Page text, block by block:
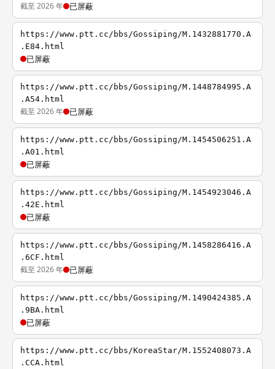
截至 2026 年 已屏蔽
https://www.ptt.cc/bbs/Gossiping/M.1432881770.A
.E84.html
已屏蔽
https://www.ptt.cc/bbs/Gossiping/M.1448784995.A
.A54.html
截至 2026 年 已屏蔽
https://www.ptt.cc/bbs/Gossiping/M.1454506251.A
.A01.html
已屏蔽
https://www.ptt.cc/bbs/Gossiping/M.1454923046.A
.42E.html
已屏蔽
https://www.ptt.cc/bbs/Gossiping/M.1458286416.A
.6CF.html
截至 2026 年 已屏蔽
https://www.ptt.cc/bbs/Gossiping/M.1490424385.A
.9BA.html
已屏蔽
https://www.ptt.cc/bbs/KoreaStar/M.1552408073.A
.CCA.html